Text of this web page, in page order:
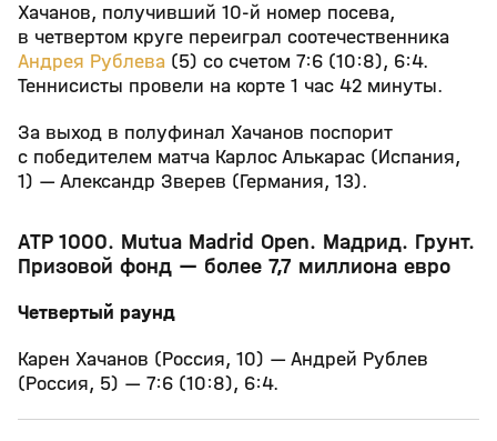
Хачанов, получивший 10‑й номер посева,
в четвертом круге переиграл соотечественника
Андрея Рублева (5) со счетом 7:6 (10:8), 6:4.
Теннисисты провели на корте 1 час 42 минуты.
За выход в полуфинал Хачанов поспорит
с победителем матча Карлос Алькарас (Испания,
1) — Александр Зверев (Германия, 13).
ATP 1000. Mutua Madrid Open. Мадрид. Грунт.
Призовой фонд — более 7,7 миллиона евро
Четвертый раунд
Карен Хачанов (Россия, 10) — Андрей Рублев
(Россия, 5) — 7:6 (10:8), 6:4.